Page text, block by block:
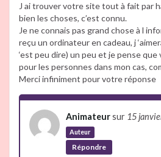
J ai trouver votre site tout à fait par
bien les choses, c’est connu.
Je ne connais pas grand chose à l
reçu un ordinateur en cadeau, j
‘est peu dire) un peu et je pense
pour les personnes dans mon cas,
Merci infiniment pour votre réponse
Animateursur 15
Auteur
Répondre